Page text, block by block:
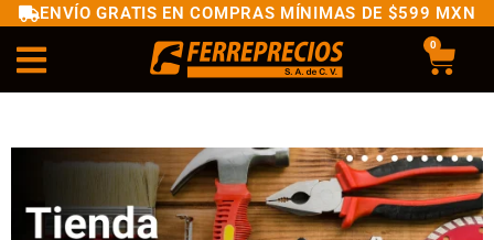
ENVÍO GRATIS EN COMPRAS MÍNIMAS DE $599 MXN
0